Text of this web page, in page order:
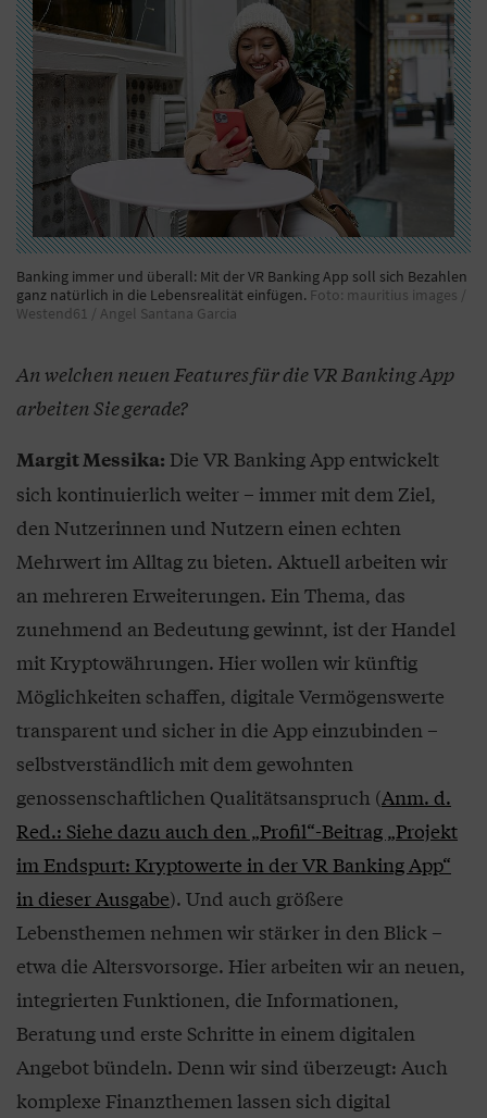
Banking immer und überall: Mit der VR Banking App soll sich Bezahlen
ganz natürlich in die Lebensrealität einfügen. Foto: mauritius images /
Westend61 / Angel Santana Garcia
An welchen neuen Features für die VR Banking App
arbeiten Sie gerade?
Margit Messika: Die VR Banking App entwickelt
sich kontinuierlich weiter – immer mit dem Ziel,
den Nutzerinnen und Nutzern einen echten
Mehrwert im Alltag zu bieten. Aktuell arbeiten wir
an mehreren Erweiterungen. Ein Thema, das
zunehmend an Bedeutung gewinnt, ist der Handel
mit Kryptowährungen. Hier wollen wir künftig
Möglichkeiten schaffen, digitale Vermögenswerte
transparent und sicher in die App einzubinden –
selbstverständlich mit dem gewohnten
genossenschaftlichen Qualitätsanspruch (Anm. d.
Red.: Siehe dazu auch den „Profil“-Beitrag „Projekt
im Endspurt: Kryptowerte in der VR Banking App“
in dieser Ausgabe). Und auch größere
Lebensthemen nehmen wir stärker in den Blick –
etwa die Altersvorsorge. Hier arbeiten wir an neuen,
integrierten Funktionen, die Informationen,
Beratung und erste Schritte in einem digitalen
Angebot bündeln. Denn wir sind überzeugt: Auch
komplexe Finanzthemen lassen sich digital